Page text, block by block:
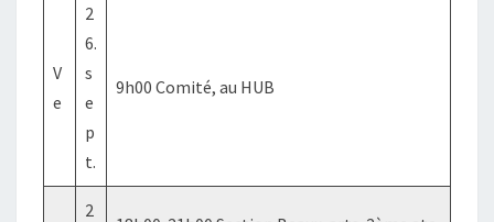
V
e
2
6.
s
e
p
t.
9h00 Comité, au HUB
2